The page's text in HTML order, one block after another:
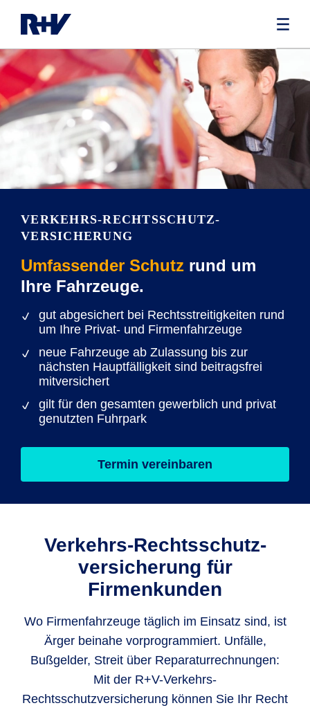
VERKEHRS-RECHTSSCHUTZ­
VERSICHERUNG
Umfassender Schutz rund um
Ihre Fahrzeuge.
gut abgesichert bei Rechtsstreitigkeiten rund
um Ihre Privat- und Firmenfahrzeuge
neue Fahrzeuge ab Zulassung bis zur
nächsten Hauptfälligkeit sind beitragsfrei
mitversichert
gilt für den gesamten gewerblich und privat
genutzten Fuhrpark
Termin vereinbaren
Verkehrs-Rechtsschutz­
versicherung für
Firmenkunden
Wo Firmenfahrzeuge täglich im Einsatz sind, ist
Ärger beinahe vorprogrammiert. Unfälle,
Bußgelder, Streit über Reparaturrechnungen:
Mit der R+V-Verkehrs-
Rechtsschutzversicherung können Sie Ihr Recht